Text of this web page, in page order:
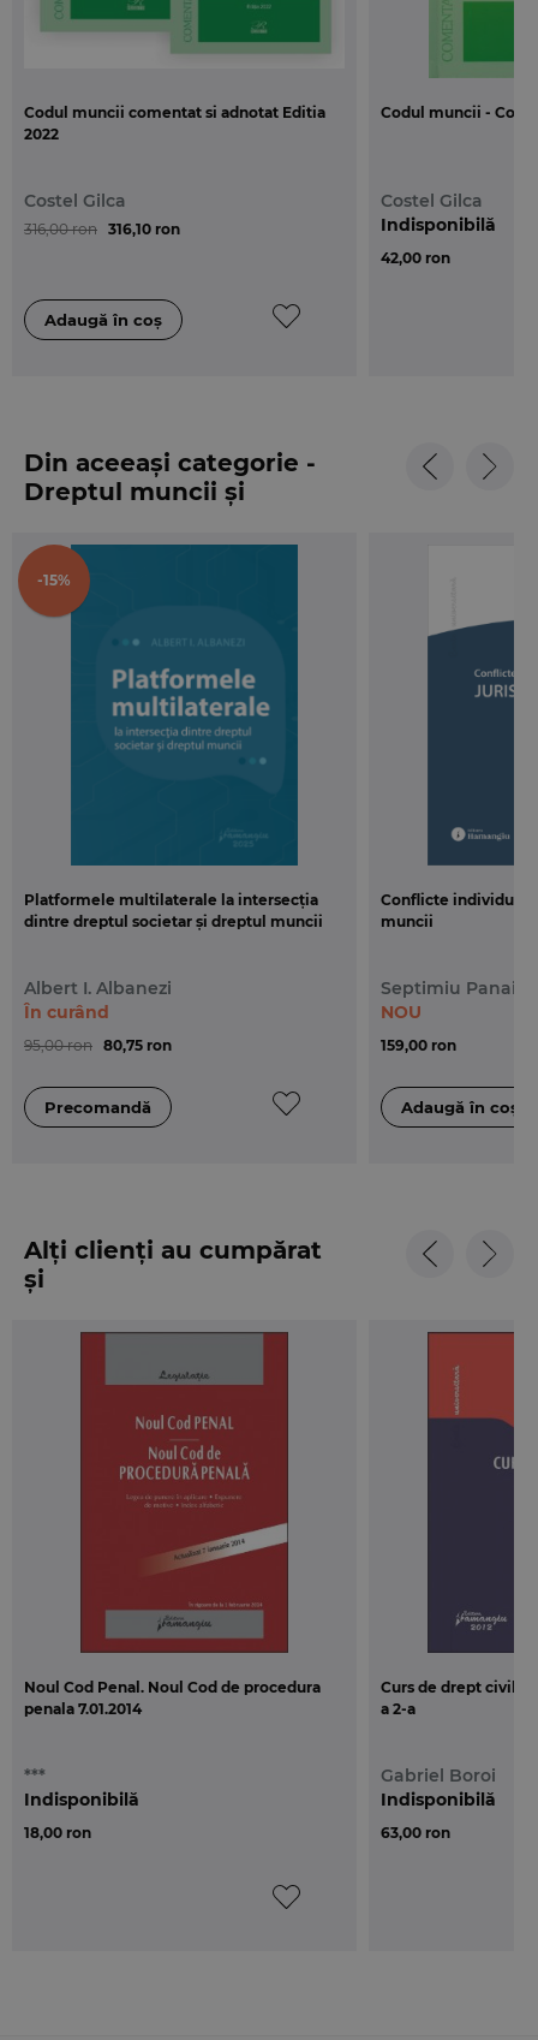
Codul muncii comentat si adnotat Editia
2022
Costel Gilca
316,00 ron 316,10 ron
Codul muncii -
Costel Gilca
42,00 ron
Indisponibilă
Din aceeași categorie -
Dreptul muncii și
-15%
Platformele multilaterale la intersecția
dintre dreptul societar și dreptul muncii
Albert I. Albanezi
95,00 ron 80,75 ron
În curând
Conflicte
muncii
Septimiu
159,00 ron
NOU
Alți clienți au cumpărat
și
Noul Cod Penal. Noul Cod de procedura
penala 7.01.2014
***
18,00 ron
Indisponibilă
Curs de drept civil.
a 2-a
Gabriel Boroi
63,00 ron
Indisponibilă